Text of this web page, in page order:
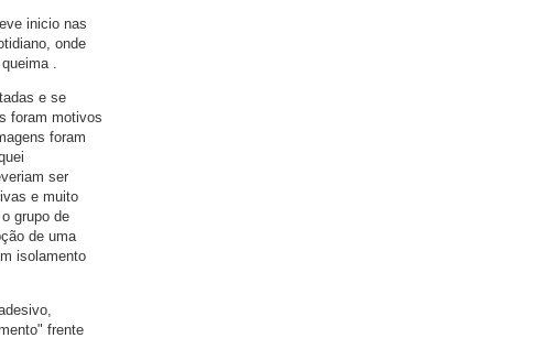
inicio nas
onde
.
e se
foram motivos
foram
ser
e muito
grupo de
de uma
isolamento
frente